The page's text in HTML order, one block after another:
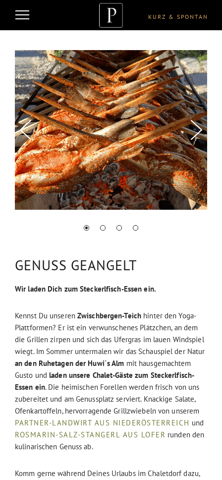
KURZ & SPONTAN
GENUSS GEANGELT
Wir laden Dich zum Steckerlfisch-Essen ein.
Kennst Du unserenZwischbergen-Teich hinter den Yoga-
Plattformen? Er ist ein verwunschenes Plätzchen, an dem
die Grillen zirpen und sich das Ufergras im lauen Windspiel
wiegt. Im Sommer untermalen wir das Schauspiel der Natur
an den Ruhetagen der Huwi´s Alm mit hausgemachtem
Gusto und laden unsere Chalet-Gäste zum Steckerlfisch-
Essen ein. Die heimischen Forellen werden frisch von uns
zubereitet und am Genussplatz serviert. Knackige Salate,
Ofenkartoffeln, hervorragende Grillzwiebeln von unserem
PARTNER-LANDWIRT AUS NIEDERÖSTERREICH und
ROSMARIN-SALZ-STANGERL AUS LOFER runden den
kulinarischen Genuss ab.
Komm gerne während Deines Urlaubs im Chaletdorf dazu,
PRE
VIO
US
NEX
T